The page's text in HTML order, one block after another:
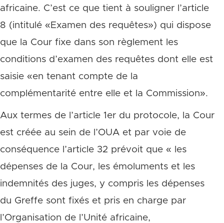
africaine. C’est ce que tient à souligner l’article
8 (intitulé «Examen des requêtes») qui dispose
que la Cour fixe dans son règlement les
conditions d’examen des requêtes dont elle est
saisie «en tenant compte de la
complémentarité entre elle et la Commission».
Aux termes de l’article 1er du protocole, la Cour
est créée au sein de l’OUA et par voie de
conséquence l’article 32 prévoit que « les
dépenses de la Cour, les émoluments et les
indemnités des juges, y compris les dépenses
du Greffe sont fixés et pris en charge par
l’Organisation de l’Unité africaine,